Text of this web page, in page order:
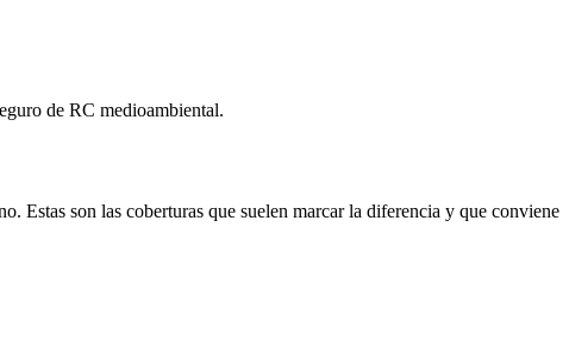
de RC medioambiental.
Estas son las coberturas que suelen marcar la diferencia y que conviene